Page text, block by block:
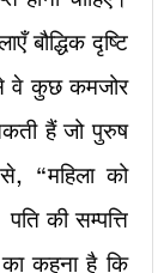
बौद्धिक दृष्टि
से वे कुछ कमजोर
हैं जो पुरुष
“महिला को
की सम्पत्ति
का कहना है कि